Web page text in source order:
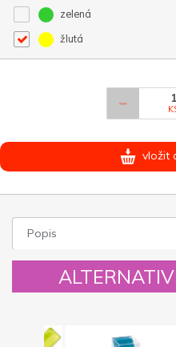
zelená
žlutá
vložit
Popis